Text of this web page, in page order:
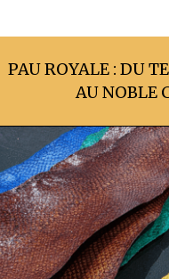
PAU ROYALE : DU
AU NOBLE